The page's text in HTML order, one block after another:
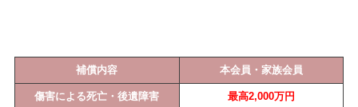
補償内容 本会員・家族会員
傷害による死亡・後遺障害 最高2,000万円